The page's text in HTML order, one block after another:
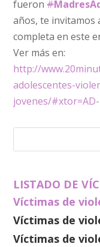
fueron#
años, te invitamos
completa en este
Ver más en:
http://
adolescentes-
jovenes/
LISTADO DE
Víctimas de
Víctimas de
Víctimas de